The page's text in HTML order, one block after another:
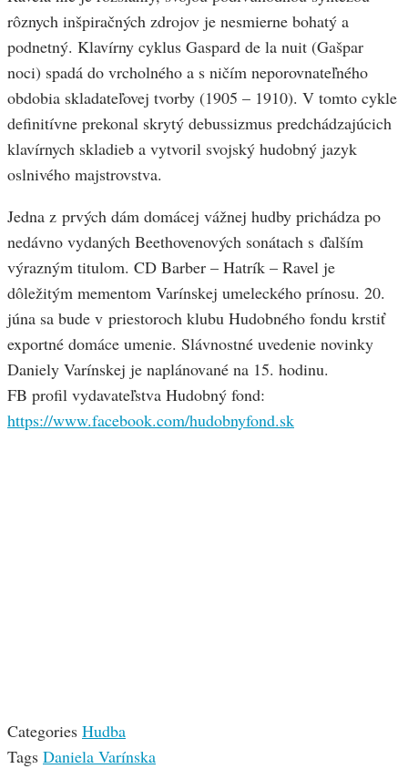
rôznych inšpiračných zdrojov je nesmierne bohatý a
podnetný. Klavírny cyklus Gaspard de la nuit (Gašpar
noci) spadá do vrcholného a s ničím neporovnateľného
obdobia skladateľovej tvorby (1905 – 1910). V tomto cykle
definitívne prekonal skrytý debussizmus predchádzajúcich
klavírnych skladieb a vytvoril svojský hudobný jazyk
oslnivého majstrovstva.
Jedna z prvých dám domácej vážnej hudby prichádza po
nedávno vydaných Beethovenových sonátach s ďalším
výrazným titulom. CD Barber – Hatrík – Ravel je
dôležitým mementom Varínskej umeleckého prínosu. 20.
júna sa bude v priestoroch klubu Hudobného fondu krstiť
exportné domáce umenie. Slávnostné uvedenie novinky
Daniely Varínskej je naplánované na 15. hodinu.
FB profil vydavateľstva Hudobný fond:
https://www.facebook.com/hudobnyfond.sk
Categories Hudba
Tags Daniela Varínska